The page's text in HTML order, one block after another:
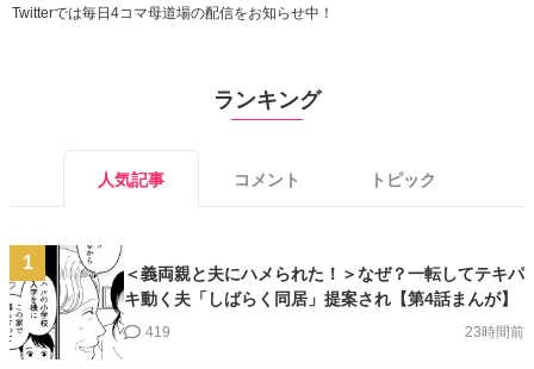
Twitterでは毎日4コマ母道場の配信をお知らせ中！
ランキング
人気記事 コメント トピック
1
＜義両親と夫にハメられた！＞なぜ？一転してテキパ
キ動く夫「しばらく同居」提案され【第4話まんが】
23時間前
419